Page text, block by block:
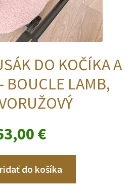
DO KOČÍKA A
BOUCLE LAMB,
€
do košíka